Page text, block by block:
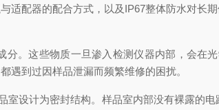
适配器的配合方式，以及IP67整体防水对长
。这些物质一旦渗入检测仪器内部，会在
遇到过因样品泄漏而频繁维修的困扰。
室设计为密封结构。样品室内部没有裸露的